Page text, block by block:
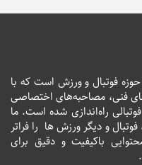
فوتبال و ورزش است که با
فنی، مصاحبه‌های اختصاصی
راه‌اندازی شده است. ما
و دیگر ورزش ها را فراتر
باکیفیت و دقیق برای